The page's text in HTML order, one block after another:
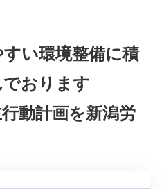
い環境整備に積
おります
行動計画を新潟労